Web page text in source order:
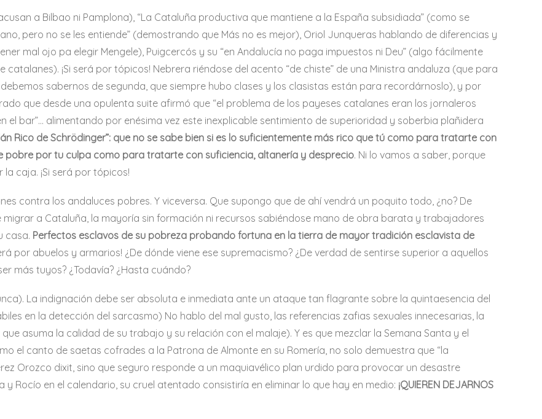
a Bilbao ni Pamplona), “La Cataluña productiva que mantiene a la España subsidiada” (como se
pero no se les entiende” (demostrando que Más no es mejor), Oriol Junqueras hablando de diferencias y
mal ojo pa elegir Mengele), Puigcercós y su “en Andalucía no paga impuestos ni Deu” (algo fácilmente
¡Si será por tópicos! Nebrera riéndose del acento “de chiste” de una Ministra andaluza (que para
sabernos de segunda, que siempre hubo clases y los clasistas están para recordárnoslo), y por
que desde una opulenta suite afirmó que “el problema de los payeses catalanes eran los jornaleros
el bar”… alimentando por enésima vez este inexplicable sentimiento de superioridad y soberbia plañidera
Rico de Schrödinger”: que no se sabe bien si es lo suficientemente más rico que tú como para tratarte con
pobre por tu culpa como para tratarte con suficiencia, altanería y desprecio. Ni lo vamos a saber, porque
caja. ¡Si será por tópicos!
contra los andaluces pobres. Y viceversa. Que supongo que de ahí vendrá un poquito todo, ¿no? De
a Cataluña, la mayoría sin formación ni recursos sabiéndose mano de obra barata y trabajadores
casa. Perfectos esclavos de su pobreza probando fortuna en la tierra de mayor tradición esclavista de
por abuelos y armarios! ¿De dónde viene ese supremacismo? ¿De verdad de sentirse superior a aquellos
más tuyos? ¿Todavía? ¿Hasta cuándo?
La indignación debe ser absoluta e inmediata ante un ataque tan flagrante sobre la quintaesencia del
en la detección del sarcasmo) No hablo del mal gusto, las referencias zafias sexuales innecesarias, la
asuma la calidad de su trabajo y su relación con el malaje). Y es que mezclar la Semana Santa y el
el canto de saetas cofrades a la Patrona de Almonte en su Romería, no solo demuestra que “la
Orozco dixit, sino que seguro responde a un maquiavélico plan urdido para provocar un desastre
Rocío en el calendario, su cruel atentado consistiría en eliminar lo que hay en medio: ¡QUIEREN DEJARNOS